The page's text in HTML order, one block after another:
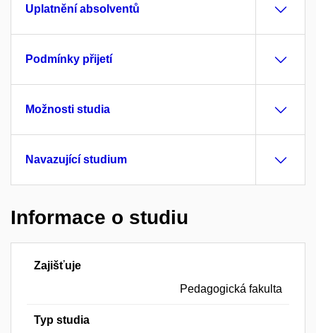
Uplatnění absolventů
Podmínky přijetí
Možnosti studia
Navazující studium
Informace o studiu
Zajišťuje
Pedagogická fakulta
Typ studia